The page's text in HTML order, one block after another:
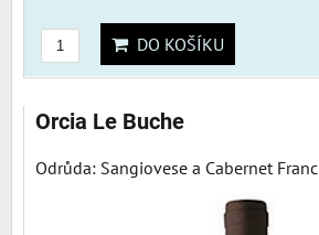
DO KOŠÍKU
Orcia Le Buche
Odrůda: Sangiovese a Cabernet Franc